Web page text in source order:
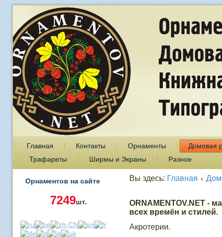
Главная Контакты Орнаменты
Домовая
Трафареты
Ширмы и Экраны Разное
Орнаментов на сайте
7249шт.
Вы здесь: Главная
ORNAMENTOV.NET -
всех времён и стилей.
Акротерии.